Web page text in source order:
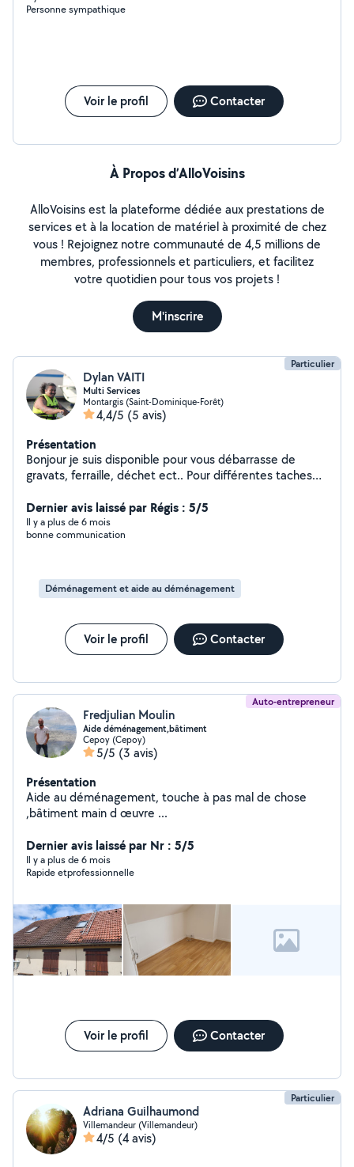
Personne sympathique
Voir le profil Contacter
À Propos d’AlloVoisins
AlloVoisins est la plateforme dédiée aux prestations de
services et à la location de matériel à proximité de chez
vous ! Rejoignez notre communauté de 4,5 millions de
membres, professionnels et particuliers, et facilitez
votre quotidien pour tous vos projets !
M'inscrire
Particulier
Dylan VAITI
Multi Services
Montargis (Saint-Dominique-Forêt)
4,4/5 (5 avis)
Présentation
Bonjour je suis disponible pour vous débarrasse de
gravats, ferraille, déchet ect.. Pour différentes taches
Mécanique auto moto Informatique et Téléphoniques
Merci cordialement
Dernier avis laissé par Régis : 5/5
Il y a plus de 6 mois
bonne communication
Déménagement et aide au déménagement
Voir le profil Contacter
Auto-entrepreneur
Fredjulian Moulin
Aide déménagement,bâtiment
Cepoy (Cepoy)
5/5 (3 avis)
Présentation
Aide au déménagement, touche à pas mal de chose
,bâtiment main d œuvre ...
Dernier avis laissé par Nr : 5/5
Il y a plus de 6 mois
Rapide etprofessionnelle
Voir le profil Contacter
Particulier
Adriana Guilhaumond
Villemandeur (Villemandeur)
4/5 (4 avis)